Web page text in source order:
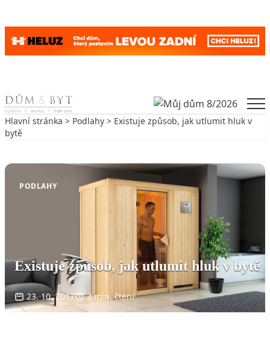
Skip to content
Hlavní stránka > Podlahy > Existuje způsob, jak utlumit hluk v
bytě
PODLAHY
Existuje způsob, jak utlumit hluk v bytě
23. 10. 2017 3 min. čtení